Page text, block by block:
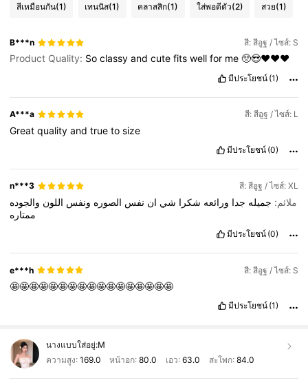
สีเหมือนกัน(1) เทนนิส(1) คลาสสิก(1) ใส่พอดีตัว(2) สวย(1)
B***n สี: สีอูฐ / ไซส์: S
Product Quality: Soclassyandcutefitswellfor me🥺😍♥️♥️♥️
มีประโยชน์ (1)
A***a สี: สีอูฐ / ไซส์: L
Greatqualityandtruetosize
มีประโยชน์ (0)
n***3 สี: สีอูฐ / ไซส์: XL
ملائم: جميله جدا ورائعه شكرا شي ان نفس الصوره ونفس اللون والجوده
ممتاره
มีประโยชน์ (0)
e***h สี: สีอูฐ / ไซส์: S
🤩🤩🤩🤩🤩🤩🤩🤩🤩🤩🤩🤩🤩🤩🤩🤩🤩
มีประโยชน์ (1)
นางแบบใส่อยู่:M
ความสูง: 169.0 หน้าอก:80.0 เอว: 63.0 สะโพก: 84.0